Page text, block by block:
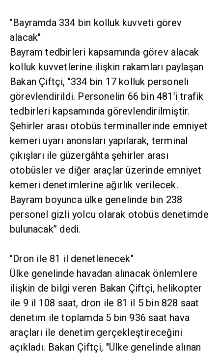
"Bayramda 334 bin kolluk kuvveti görev
alacak"
Bayram tedbirleri kapsamında görev alacak
kolluk kuvvetlerine ilişkin rakamları paylaşan
Bakan Çiftçi, "334 bin 17 kolluk personeli
görevlendirildi. Personelin 66 bin 481’i trafik
tedbirleri kapsamında görevlendirilmiştir.
Şehirler arası otobüs terminallerinde emniyet
kemeri uyarı anonsları yapılarak, terminal
çıkışları ile güzergâhta şehirler arası
otobüsler ve diğer araçlar üzerinde emniyet
kemeri denetimlerine ağırlık verilecek.
Bayram boyunca ülke genelinde bin 238
personel gizli yolcu olarak otobüs denetimde
bulunacak’’ dedi.
"Dron ile 81 il denetlenecek"
Ülke genelinde havadan alınacak önlemlere
ilişkin de bilgi veren Bakan Çiftçi, helikopter
ile 9 il 108 saat, dron ile 81 il 5 bin 828 saat
denetim ile toplamda 5 bin 936 saat hava
araçları ile denetim gerçekleştireceğini
açıkladı. Bakan Çiftçi, "Ülke genelinde alınan